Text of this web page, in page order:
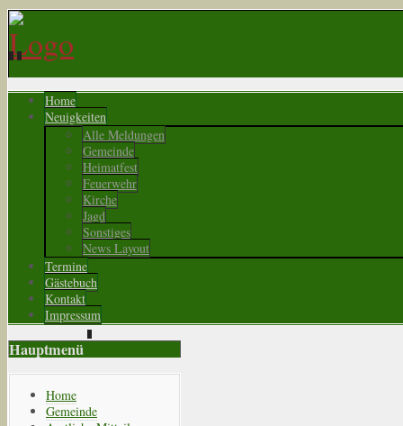
Home
Neuigkeiten
Alle Meldungen
Gemeinde
Heimatfest
Feuerwehr
Kirche
Jagd
Sonstiges
News Layout
Termine
Gästebuch
Kontakt
Impressum
Hauptmenü
Home
Gemeinde